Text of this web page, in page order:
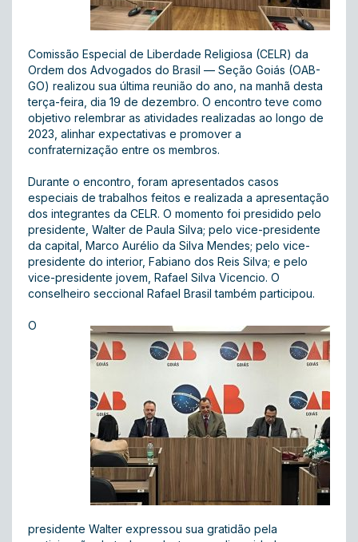
Comissão Especial de Liberdade Religiosa (CELR) da
Ordem dos Advogados do Brasil — Seção Goiás (OAB-
GO) realizou sua última reunião do ano, na manhã desta
terça-feira, dia 19 de dezembro. O encontro teve como
objetivo relembrar as atividades realizadas ao longo de
2023, alinhar expectativas e promover a
confraternização entre os membros.
Durante o encontro, foram apresentados casos
especiais de trabalhos feitos e realizada a apresentação
dos integrantes da CELR. O momento foi presidido pelo
presidente, Walter de Paula Silva; pelo vice-presidente
da capital, Marco Aurélio da Silva Mendes; pelo vice-
presidente do interior, Fabiano dos Reis Silva; e pelo
vice-presidente jovem, Rafael Silva Vicencio. O
conselheiro seccional Rafael Brasil também participou.
O
presidente Walter expressou sua gratidão pela